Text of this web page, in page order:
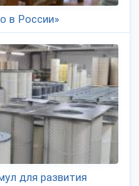
в России»
для развития